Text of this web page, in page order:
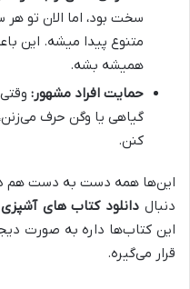
سخت بود، اما الان تو
متنوع پیدا میشه. این
همیشه بشه.
حمایت افراد مشهور:
گیاهی یا وگن حرف
کنن.
این‌ها همه دست به دست هم
دنبال دانلود کتاب های
این کتاب‌ها داره به صورت
قرار می‌گیره.